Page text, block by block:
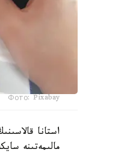
Фото: Pixabay
استانا